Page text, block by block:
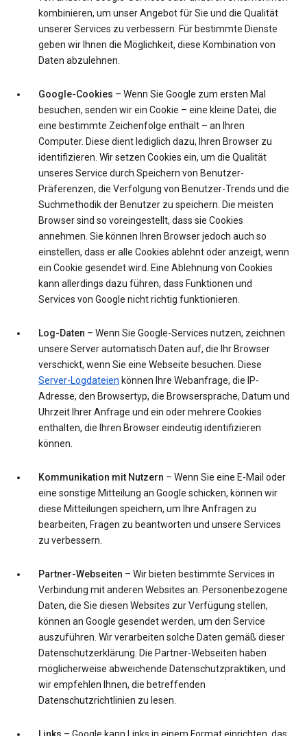
kombinieren, um unser Angebot für Sie und die Qualität
unserer Services zu verbessern. Für bestimmte Dienste
geben wir Ihnen die Möglichkeit, diese Kombination von
Daten abzulehnen.
Google-Cookies – Wenn Sie Google zum ersten Mal
besuchen, senden wir ein Cookie – eine kleine Datei, die
eine bestimmte Zeichenfolge enthält – an Ihren
Computer. Diese dient lediglich dazu, Ihren Browser zu
identifizieren. Wir setzen Cookies ein, um die Qualität
unseres Service durch Speichern von Benutzer-
Präferenzen, die Verfolgung von Benutzer-Trends und die
Suchmethodik der Benutzer zu speichern. Die meisten
Browser sind so voreingestellt, dass sie Cookies
annehmen. Sie können Ihren Browser jedoch auch so
einstellen, dass er alle Cookies ablehnt oder anzeigt, wenn
ein Cookie gesendet wird. Eine Ablehnung von Cookies
kann allerdings dazu führen, dass Funktionen und
Services von Google nicht richtig funktionieren.
Log-Daten – Wenn Sie Google-Services nutzen, zeichnen
unsere Server automatisch Daten auf, die Ihr Browser
verschickt, wenn Sie eine Webseite besuchen. Diese
Server-Logdateien können Ihre Webanfrage, die IP-
Adresse, den Browsertyp, die Browsersprache, Datum und
Uhrzeit Ihrer Anfrage und ein oder mehrere Cookies
enthalten, die Ihren Browser eindeutig identifizieren
können.
Kommunikation mit Nutzern – Wenn Sie eine E-Mail oder
eine sonstige Mitteilung an Google schicken, können wir
diese Mitteilungen speichern, um Ihre Anfragen zu
bearbeiten, Fragen zu beantworten und unsere Services
zu verbessern.
Partner-Webseiten – Wir bieten bestimmte Services in
Verbindung mit anderen Websites an. Personenbezogene
Daten, die Sie diesen Websites zur Verfügung stellen,
können an Google gesendet werden, um den Service
auszuführen. Wir verarbeiten solche Daten gemäß dieser
Datenschutzerklärung. Die Partner-Webseiten haben
möglicherweise abweichende Datenschutzpraktiken, und
wir empfehlen Ihnen, die betreffenden
Datenschutzrichtlinien zu lesen.